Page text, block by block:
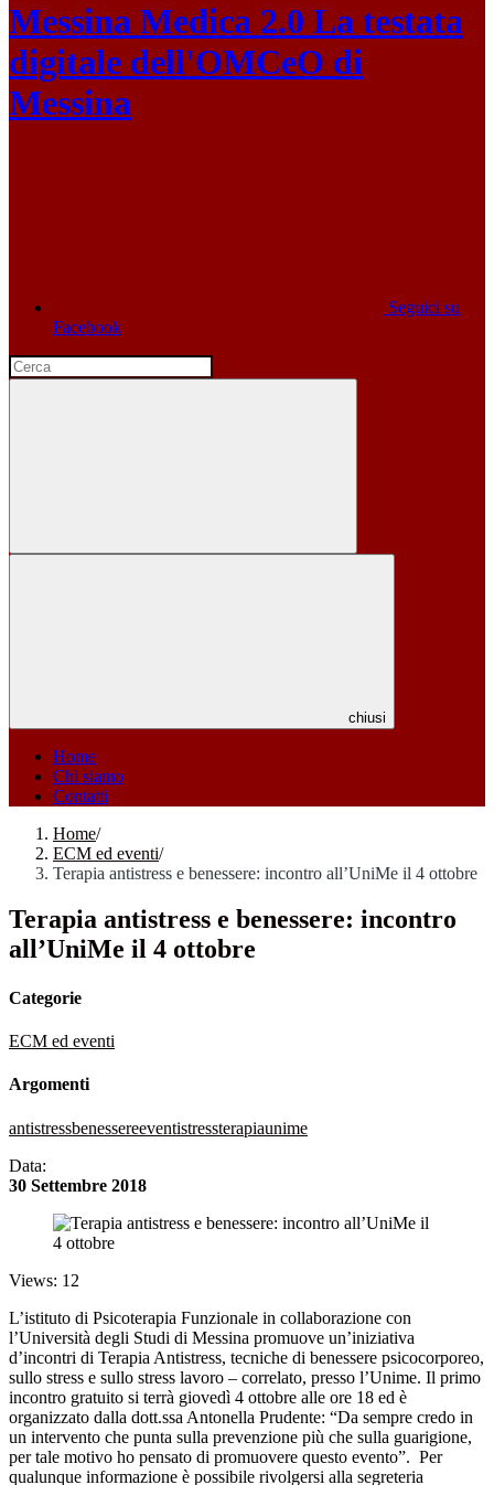
Messina Medica 2.0 La testata
digitale dell'OMCeO di
Messina
Seguici su
Facebook
chiusi
Home
Chi siamo
Contatti
Home/
ECM ed eventi/
Terapia antistress e benessere: incontro all’UniMe il 4 ottobre
Terapia antistress e benessere: incontro
all’UniMe il 4 ottobre
Categorie
ECM ed eventi
Argomenti
antistressbenessereeventistressterapiaunime
Data:
30 Settembre 2018
Views: 12
L’istituto di Psicoterapia Funzionale in collaborazione con
l’Università degli Studi di Messina promuove un’iniziativa
d’incontri di Terapia Antistress, tecniche di benessere psicocorporeo,
sullo stress e sullo stress lavoro – correlato, presso l’Unime. Il primo
incontro gratuito si terrà giovedì 4 ottobre alle ore 18 ed è
organizzato dalla dott.ssa Antonella Prudente: “Da sempre credo in
un intervento che punta sulla prevenzione più che sulla guarigione,
per tale motivo ho pensato di promuovere questo evento”. Per
qualunque informazione è possibile rivolgersi alla segreteria